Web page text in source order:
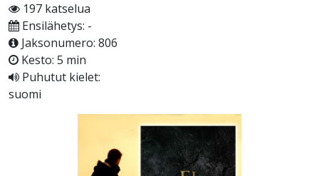
197 katselua
Ensilähetys: -
Jaksonumero: 806
Kesto: 5 min
Puhutut kielet:
suomi